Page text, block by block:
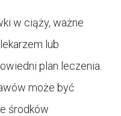
w ciąży, ważne
lub
plan leczenia.
może być
środków